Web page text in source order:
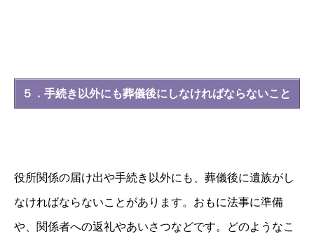
５．手続き以外にも葬儀後にしなければならないこと
役所関係の届け出や手続き以外にも、葬儀後に遺族がし
なければならないことがあります。おもに法事に準備
や、関係者への返礼やあいさつなどです。どのようなこ